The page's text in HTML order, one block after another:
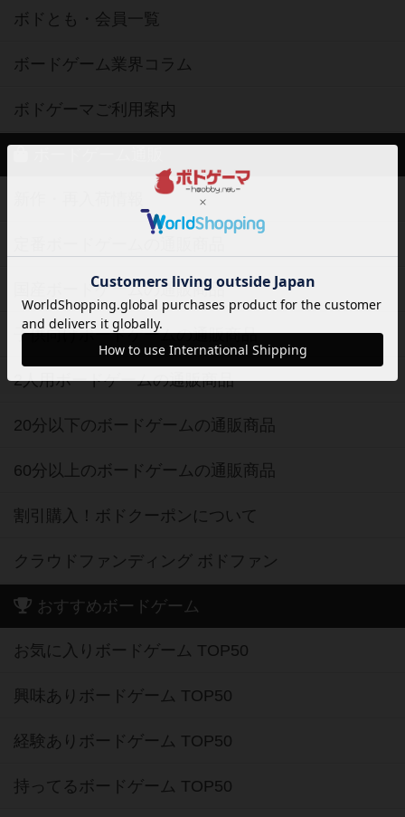
ボドとも・会員一覧
ボードゲーム業界コラム
ボドゲーマご利用案内
国産ボードゲームの通販商品
子供向けボードゲームの通販商品
2人用ボードゲームの通販商品
20分以下のボードゲームの通販商品
60分以上のボードゲームの通販商品
割引購入！ボドクーポンについて
クラウドファンディング ボドファン
おすすめボードゲーム
お気に入りボードゲーム TOP50
興味ありボードゲーム TOP50
経験ありボードゲーム TOP50
持ってるボードゲーム TOP50